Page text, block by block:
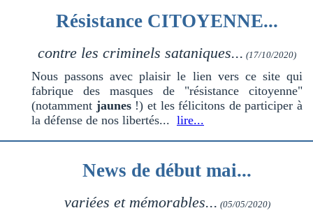
Résistance CITOYENNE...
contre les criminels sataniques... (17/10/2020)
Nous passons avec plaisir le lien vers ce site qui
fabrique des masques de "résistance citoyenne"
(notamment jaunes!) et les félicitons de participer à
la défense de nos libertés... lire...
News de début mai...
variées et mémorables... (05/05/2020)